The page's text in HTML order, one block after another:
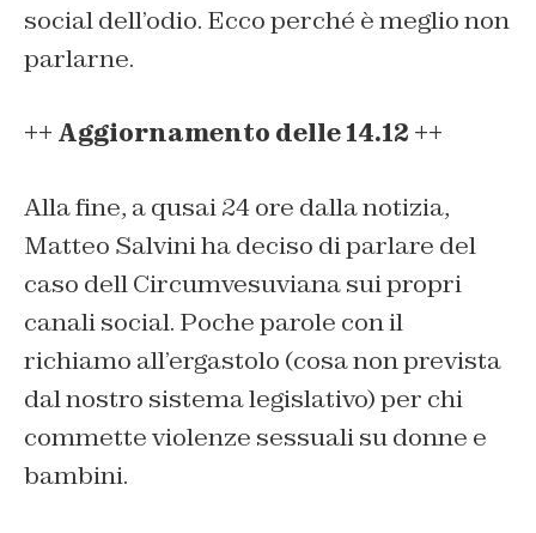
social dell’odio. Ecco perché è meglio non
parlarne.
++ Aggiornamento delle 14.12 ++
Alla fine, a qusai 24 ore dalla notizia,
Matteo Salvini ha deciso di parlare del
caso dell Circumvesuviana sui propri
canali social. Poche parole con il
richiamo all’ergastolo (cosa non prevista
dal nostro sistema legislativo) per chi
commette violenze sessuali su donne e
bambini.